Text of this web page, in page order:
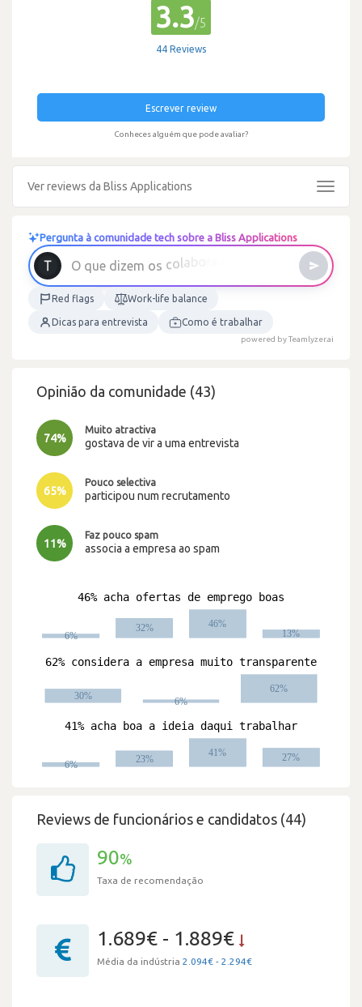
3.3/5
44 Reviews
Escrever review
Conheces alguém que pode avaliar?
Ver reviews da Bliss Applications
Toggle
Pergunta à comunidade tech sobre a Bliss Applications
Como sã
Red flags Work-life balance
Dicas para entrevista Como é trabalhar
powered by Teamlyzer.ai
Opinião da comunidade (43)
74%
Muito atractiva
gostava de vir a uma entrevista
65%
Pouco selectiva
participou num recrutamento
11%
Faz pouco spam
associa a empresa ao spam
Reviews de funcionários e candidatos (44)
90%
Taxa de recomendação
1.689€ - 1.889€
Média da indústria 2.094€ - 2.294€